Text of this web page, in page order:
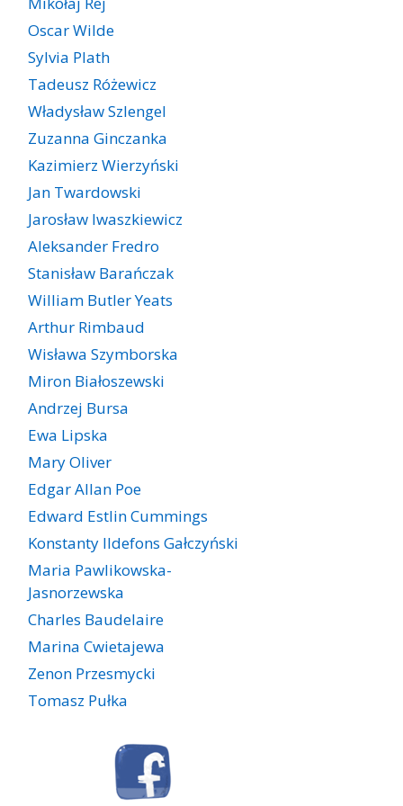
Oscar Wilde
Sylvia Plath
Tadeusz Różewicz
Władysław Szlengel
Zuzanna Ginczanka
Kazimierz Wierzyński
Jan Twardowski
Jarosław Iwaszkiewicz
Aleksander Fredro
Stanisław Barańczak
William Butler Yeats
Arthur Rimbaud
Wisława Szymborska
Miron Białoszewski
Andrzej Bursa
Ewa Lipska
Mary Oliver
Edgar Allan Poe
Edward Estlin Cummings
Konstanty Ildefons Gałczyński
Maria Pawlikowska-
Jasnorzewska
Charles Baudelaire
Marina Cwietajewa
Zenon Przesmycki
Tomasz Pułka